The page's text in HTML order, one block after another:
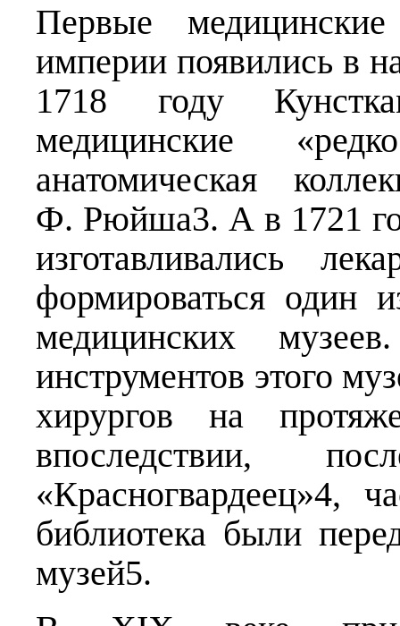
Первые
империи появились в
1718 году
медицинские
анатомическая
Ф. Рюйша3. А в 1721
изготавливались
формироваться один
медицинских
инструментов этого
хирургов на
впоследствии,
«Красногвардеец»4,
библиотека были
музей5.